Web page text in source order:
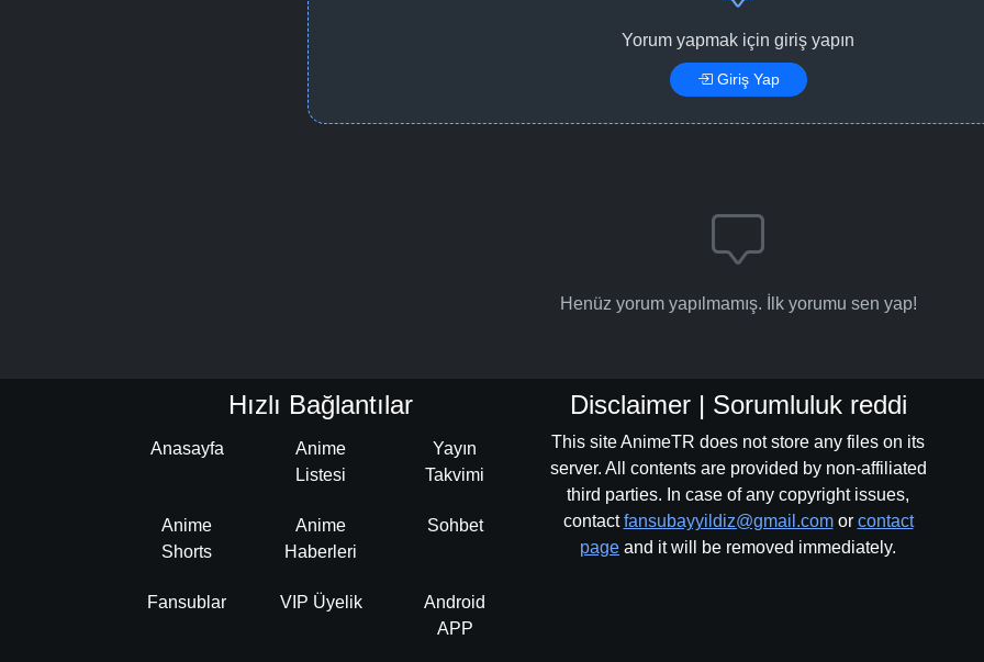
Yorum yapmak için giriş yapın
Giriş Yap
Henüz yorum yapılmamış. İlk yorumu sen yap!
Hızlı Bağlantılar
Anasayfa
Anime
Listesi
Yayın
Takvimi
Anime
Shorts
Anime
Haberleri
Sohbet
Fansublar VIP Üyelik
Android
APP
Disclaimer | Sorumluluk reddi
This site AnimeTR does not store any files on its
server. All contents are provided by non-affiliated
third parties. In case of any copyright issues,
contactfansubayyildiz@gmail.comor contact
page and it will be removed immediately.